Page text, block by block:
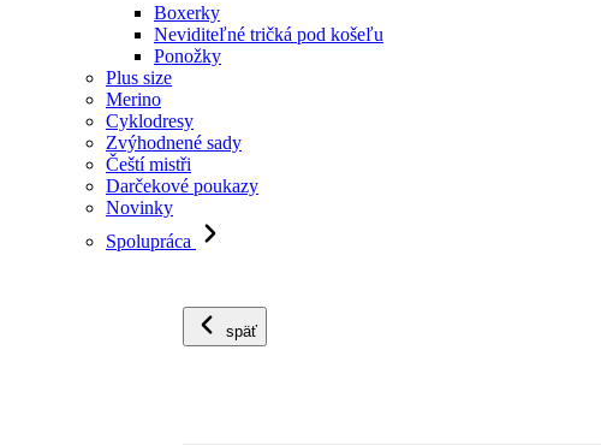
Boxerky
Neviditeľné tričká pod košeľu
Ponožky
Plus size
Merino
Cyklodresy
Zvýhodnené sady
Čeští mistři
Darčekové poukazy
Novinky
Spolupráca
späť